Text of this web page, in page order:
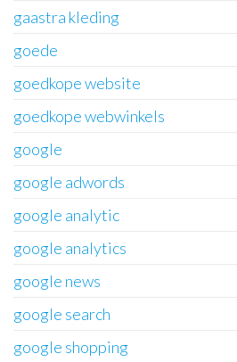
gaastra kleding
goede
goedkope website
goedkope webwinkels
google
google adwords
google analytic
google analytics
google news
google search
google shopping